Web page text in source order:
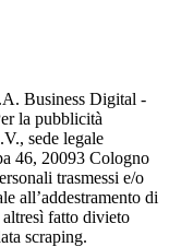
Business Digital -
la pubblicità
sede legale
46, 20093 Cologno
trasmessi e/o
all’addestramento di
fatto divieto
scraping.